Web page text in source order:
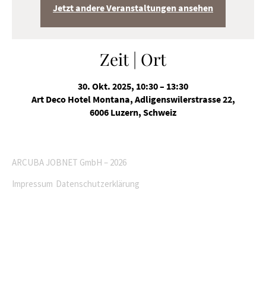
Jetzt andere Veranstaltungen ansehen
Zeit | Ort
30. Okt. 2025, 10:30 – 13:30
Art Deco Hotel Montana, Adligenswilerstrasse 22,
6006 Luzern, Schweiz
ARCUBA JOBNET GmbH – 2026
Impressum Datenschutzerklärung